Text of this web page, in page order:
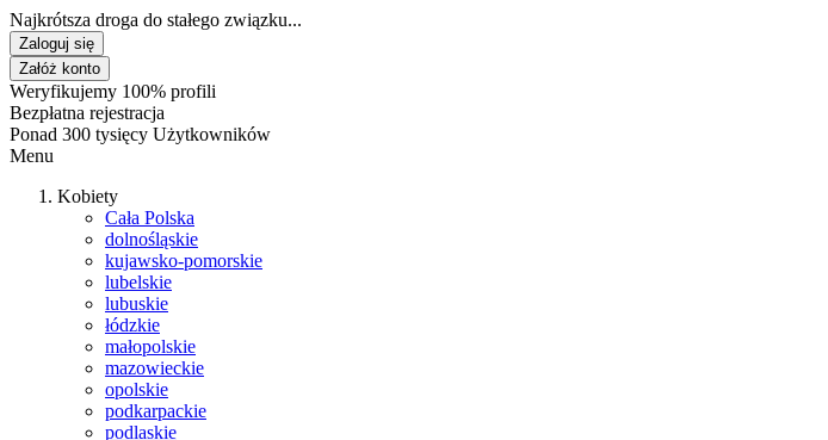
Najkrótsza droga do stałego związku...
Zaloguj się
Załóż konto
Weryfikujemy 100% profili
Bezpłatna rejestracja
Ponad 300 tysięcy Użytkowników
Menu
Kobiety
Cała Polska
dolnośląskie
kujawsko-pomorskie
lubelskie
lubuskie
łódzkie
małopolskie
mazowieckie
opolskie
podkarpackie
podlaskie